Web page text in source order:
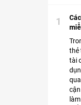
1
thẻ
tài